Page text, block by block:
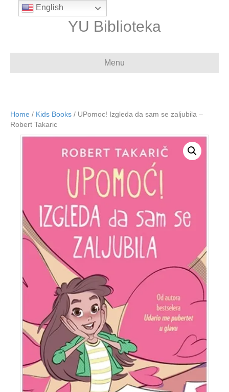
YU Biblioteka
Menu
Home / Kids Books / UPomoc! Izgleda da sam se zaljubila –
Robert Takaric
English